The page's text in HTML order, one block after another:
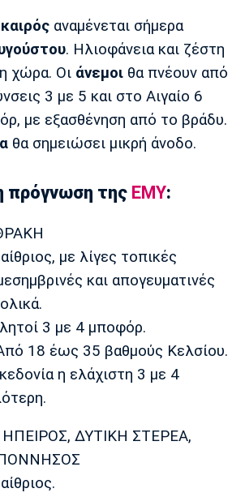
Κηφισιά Πανσερραϊκός
Μαδρίτης
Μαδρίτης
Τσέλσι Άρσεναλ
Μάντσεστερ
Σίτι
Γιουβέντους
Μίλαν
καιρός αναμένεται σήμερα
. Ηλιοφάνεια και ζέστη
χώρα. Οι άνεμοι θα πνέουν από
3 με 5 και στο Αιγαίο 6
με εξασθένηση από το βράδυ.
θα σημειώσει μικρή άνοδο.
πρόγνωση της ΕΜΥ:
με λίγες τοπικές
και απογευματινές
3 με 4 μποφόρ.
18 έως 35 βαθμούς Κελσίου.
η ελάχιστη 3 με 4
ΗΠΕΙΡΟΣ, ΔΥΤΙΚΗ ΣΤΕΡΕΑ,